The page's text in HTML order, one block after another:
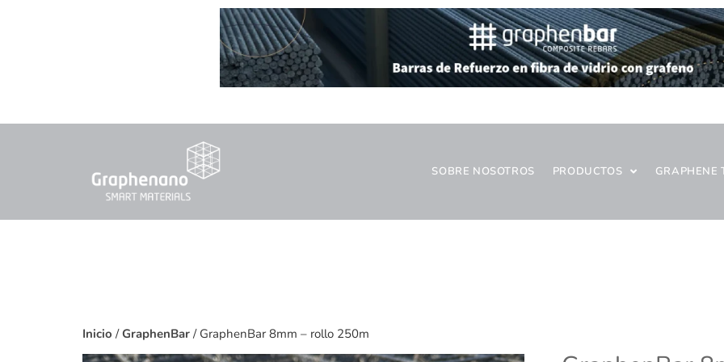
SOBRE NOSOTROS PRODUCTOS GRAPHENE
Inicio /GraphenBar / GraphenBar 8mm – rollo 250m